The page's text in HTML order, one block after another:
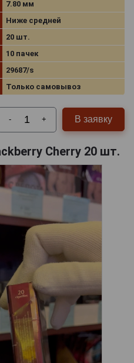
7.80 мм
Ниже средней
20 шт.
10 пачек
29687/s
Только самовывоз
- + В заявку
Cherry 20 шт.